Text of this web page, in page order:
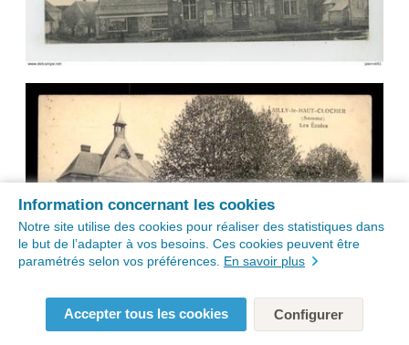
Information concernant les cookies
Notre site utilise des cookies pour réaliser des statistiques dans
le but de l’adapter à vos besoins. Ces cookies peuvent être
paramétrés selon vos préférences. En savoir plus
Accepter tous les cookies Configurer